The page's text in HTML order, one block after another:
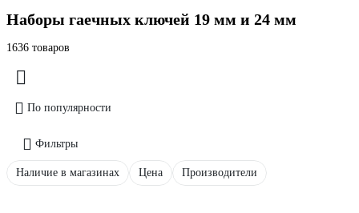
Наборы гаечных ключей 19 мм и 24 мм
1636 товаров
По популярности
Фильтры
Наличие в магазинах Цена Производители